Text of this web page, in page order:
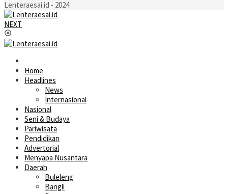
Lenteraesai.id - 2024
NEXT
Home
Headlines
News
Internasional
Nasional
Seni & Budaya
Pariwisata
Pendidikan
Advertorial
Menyapa Nusantara
Daerah
Buleleng
Bangli